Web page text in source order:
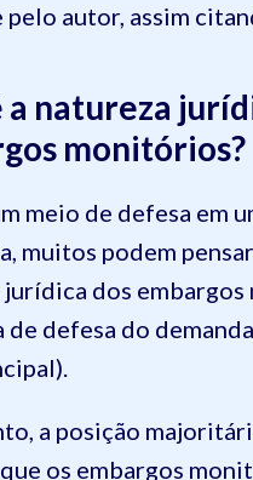
pelo autor, assim
a natureza
monitórios?
meio de defesa em
muitos podem
jurídica dos
de defesa do
a posição
os embargos